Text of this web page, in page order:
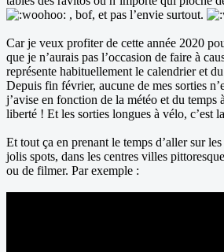
, bof, et pas l’envie surtout.
Car je veux profiter de cette année 2020
que je n’aurais pas l’occasion de faire à
représente habituellement le calendrier et
Depuis fin février, aucune de mes sorties
j’avise en fonction de la météo et du temps
liberté ! Et les sorties longues à vélo, c’est
Et tout ça en prenant le temps d’aller sur
jolis spots, dans les centres villes
ou de filmer. Par exemple :